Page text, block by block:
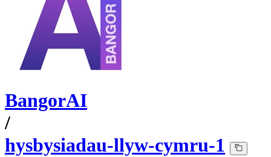
BangorAI
/
hysbysiadau-llyw-cymru-1